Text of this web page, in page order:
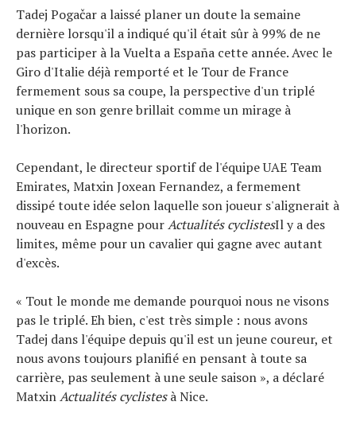
Tadej Pogačar a laissé planer un doute la semaine
dernière lorsqu'il a indiqué qu'il était sûr à 99% de ne
pas participer à la Vuelta a España cette année. Avec le
Giro d'Italie déjà remporté et le Tour de France
fermement sous sa coupe, la perspective d'un triplé
unique en son genre brillait comme un mirage à
l'horizon.
Cependant, le directeur sportif de l'équipe UAE Team
Emirates, Matxin Joxean Fernandez, a fermement
dissipé toute idée selon laquelle son joueur s'alignerait à
nouveau en Espagne pourActualités cyclistesIl y a des
limites, même pour un cavalier qui gagne avec autant
d'excès.
« Tout le monde me demande pourquoi nous ne visons
pas le triplé. Eh bien, c'est très simple : nous avons
Tadej dans l'équipe depuis qu'il est un jeune coureur, et
nous avons toujours planifié en pensant à toute sa
carrière, pas seulement à une seule saison », a déclaré
MatxinActualités cyclistesà Nice.